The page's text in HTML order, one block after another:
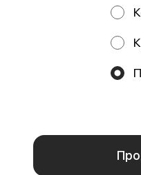
аналитических сервисов
конфиденциальности
Политика